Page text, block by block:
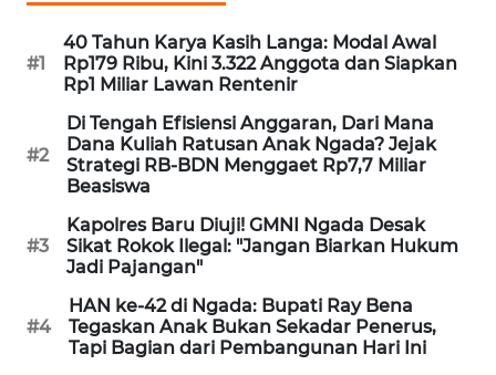
#1
40 Tahun Karya Kasih Langa: Modal Awal
Rp179 Ribu, Kini 3.322 Anggota dan Siapkan
Rp1 Miliar Lawan Rentenir
#2
Di Tengah Efisiensi Anggaran, Dari Mana
Dana Kuliah Ratusan Anak Ngada? Jejak
Strategi RB-BDN Menggaet Rp7,7 Miliar
Beasiswa
#3
Kapolres Baru Diuji! GMNI Ngada Desak
Sikat Rokok Ilegal: "Jangan Biarkan Hukum
Jadi Pajangan"
#4
HAN ke-42 di Ngada: Bupati Ray Bena
Tegaskan Anak Bukan Sekadar Penerus,
Tapi Bagian dari Pembangunan Hari Ini
KRT
NEWS
KARING
NEWS
JURNAL
MARITIM
HUMBANG
NEWS
GARONGGANG
NEWS